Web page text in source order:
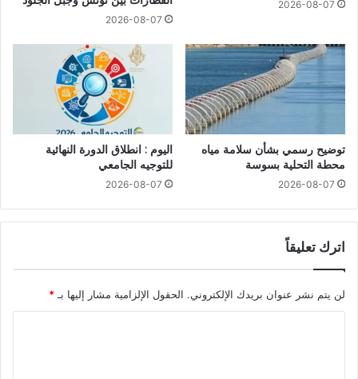
2026-08-07
2026-08-07
توضيح رسمي بشأن سلامة مياه
محطة التحلية بسوسة
2026-08-07
اليوم : انطلاق الدورة النهائية
للتوجيه الجامعي
2026-08-07
اترك تعليقاً
لن يتم نشر عنوان بريدك الإلكتروني. الحقول الإلزامية مشار إليها بـ *